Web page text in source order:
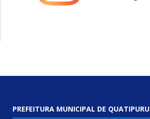
PREFEITURA MUNICIPAL DE QUATIPURU